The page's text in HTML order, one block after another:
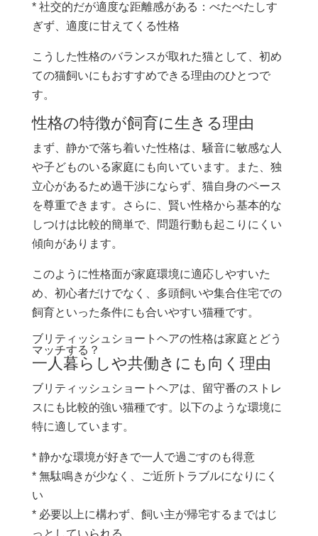
* 社交的だが適度な距離感がある：べたべたしす
ぎず、適度に甘えてくる性格
こうした性格のバランスが取れた猫として、初め
ての猫飼いにもおすすめできる理由のひとつで
す。
性格の特徴が飼育に生きる理由
まず、静かで落ち着いた性格は、騒音に敏感な人
や子どものいる家庭にも向いています。また、独
立心があるため過干渉にならず、猫自身のペース
を尊重できます。さらに、賢い性格から基本的な
しつけは比較的簡単で、問題行動も起こりにくい
傾向があります。
このように性格面が家庭環境に適応しやすいた
め、初心者だけでなく、多頭飼いや集合住宅での
飼育といった条件にも合いやすい猫種です。
ブリティッシュショートヘアの性格は家庭とどう
マッチする？
一人暮らしや共働きにも向く理由
ブリティッシュショートヘアは、留守番のストレ
スにも比較的強い猫種です。以下のような環境に
特に適しています。
* 静かな環境が好きで一人で過ごすのも得意
* 無駄鳴きが少なく、ご近所トラブルになりにく
い
* 必要以上に構わず、飼い主が帰宅するまではじ
っとしていられる